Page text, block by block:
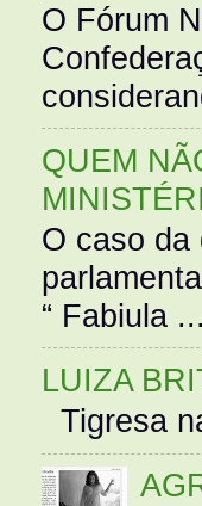
O Fórum
QUEM
O caso da
“ Fabiula ...
LUIZA
Tigresa